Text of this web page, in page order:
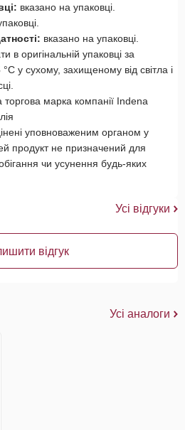
вказано на упаковці.
вказано на упаковці.
в оригінальній упаковці за
у сухому, захищеному від світла і
торгова марка компанії Indena
уповноваженим органом у
продукт не призначений для
чи усунення будь-яких
Усі відгуки
відгук
Усі аналоги